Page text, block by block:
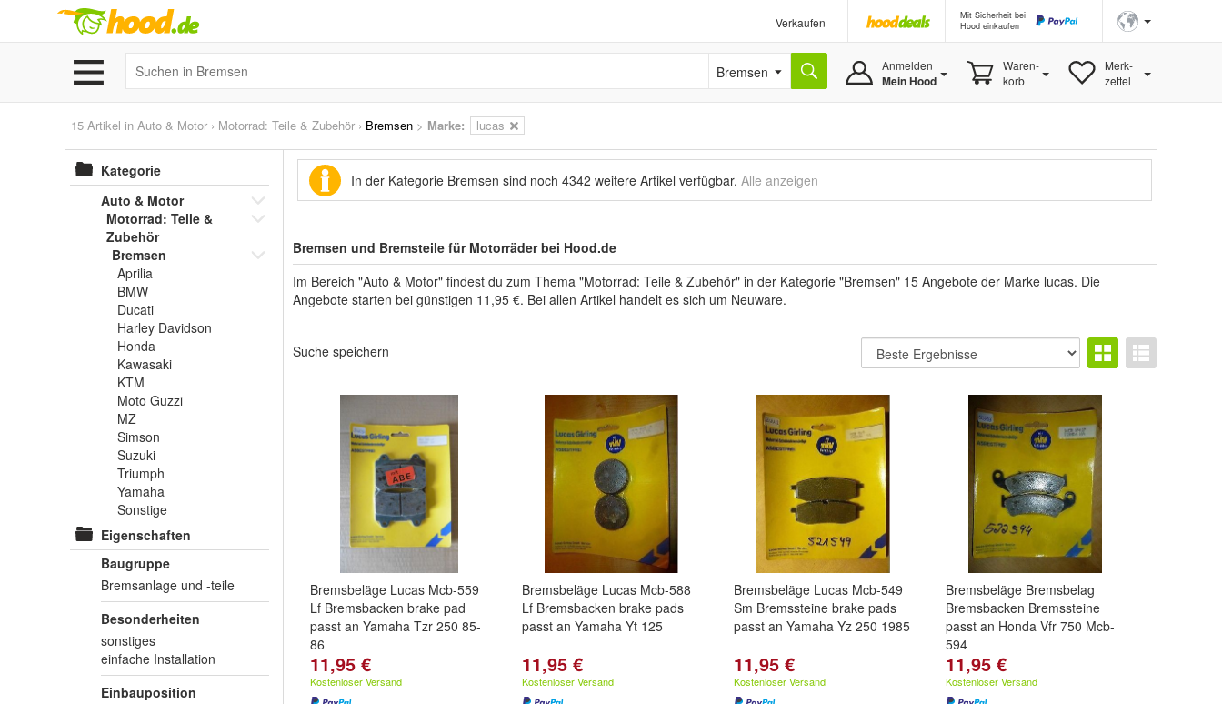
Verkaufen
Mit Sicherheit bei
Hood einkaufen
Bremsen Anmelden
Mein Hood
Waren-
korb
Merk-
zettel
15 Artikel in Auto & Motor › Motorrad: Teile & Zubehör › Bremsen > Marke: lucas
Kategorie
Auto & Motor
Motorrad: Teile &
Zubehör
Bremsen
Aprilia
BMW
Ducati
Harley Davidson
Honda
Kawasaki
KTM
Moto Guzzi
MZ
Simson
Suzuki
Triumph
Yamaha
Sonstige
Eigenschaften
Baugruppe
Bremsanlage und -teile
Besonderheiten
sonstiges
einfache Installation
Einbauposition
In der Kategorie Bremsen sind noch 4342 weitere Artikel verfügbar. Alle anzeigen
Bremsen und Bremsteile für Motorräder bei Hood.de
Im Bereich "Auto & Motor" findest du zum Thema "Motorrad: Teile & Zubehör" in der Kategorie "Bremsen" 15 Angebote der Marke lucas. Die
Angebote starten bei günstigen 11,95 €. Bei allen Artikel handelt es sich um Neuware.
Suche speichern
Bremsbeläge Lucas Mcb-559
Lf Bremsbacken brake pad
passt an Yamaha Tzr 250 85-
86
11,95 €
Kostenloser Versand
Bremsbeläge Lucas Mcb-588
Lf Bremsbacken brake pads
passt an Yamaha Yt 125
11,95 €
Kostenloser Versand
Bremsbeläge Lucas Mcb-549
Sm Bremssteine brake pads
passt an Yamaha Yz 250 1985
11,95 €
Kostenloser Versand
Bremsbeläge Bremsbelag
Bremsbacken Bremssteine
passt an Honda Vfr 750 Mcb-
594
11,95 €
Kostenloser Versand